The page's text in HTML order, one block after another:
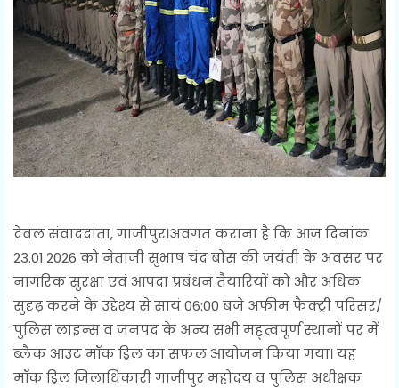
देवल संवाददाता, गाजीपुर।अवगत कराना है कि आज दिनांक
23.01.2026 को नेताजी सुभाष चंद्र बोस की जयंती के अवसर पर
नागरिक सुरक्षा एवं आपदा प्रबंधन तैयारियों को और अधिक
सुदृढ़ करने के उद्देश्य से सायं 06:00 बजे अफीम फैक्ट्री परिसर/
पुलिस लाइन्स व जनपद के अन्य सभी मह्त्वपूर्ण स्थानों पर में
ब्लैक आउट मॉक ड्रिल का सफल आयोजन किया गया। यह
मॉक ड्रिल जिलाधिकारी गाजीपुर महोदय व पुलिस अधीक्षक